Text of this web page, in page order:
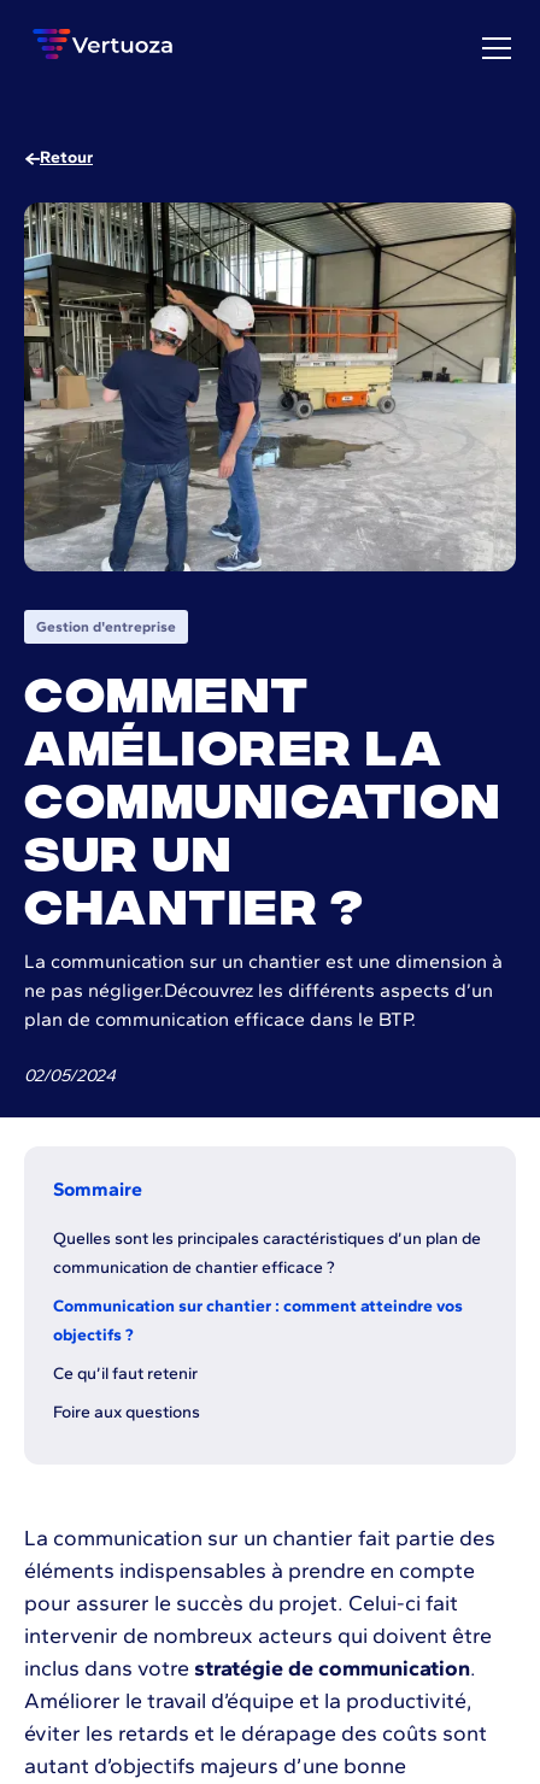
Retour
Gestion d'entreprise
Comment
améliorer la
communication
sur un
chantier ?
La communication sur un chantier est une dimension à
ne pas négliger.Découvrez les différents aspects d’un
plan de communication efficace dans le BTP.
02/05/2024
Sommaire
Quelles sont les principales caractéristiques d’un plan de
communication de chantier efficace ?
Communication sur chantier : comment atteindre vos
objectifs ?
Ce qu’il faut retenir
Foire aux questions
La communication sur un chantier fait partie des
éléments indispensables à prendre en compte
pour assurer le succès du projet. Celui-ci fait
intervenir de nombreux acteurs qui doivent être
inclus dans votre stratégie de communication.
Améliorer le travail d’équipe et la productivité,
éviter les retards et le dérapage des coûts sont
autant d’objectifs majeurs d’une bonne